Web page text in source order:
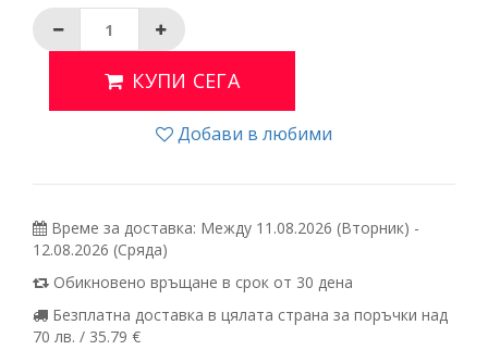
КУПИ СЕГА
Добави в любими
Време за доставка: Между 11.08.2026 (Вторник) -
12.08.2026 (Сряда)
Обикновено връщане в срок от 30 дена
Безплатна доставка в цялата страна за поръчки над
70 лв. / 35.79 €